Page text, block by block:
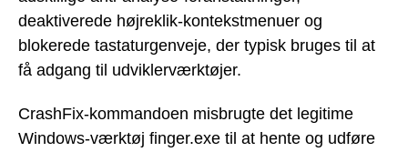
deaktiverede højreklik-kontekstmenuer og
blokerede tastaturgenveje, der typisk bruges til at
få adgang til udviklerværktøjer.
CrashFix-kommandoen misbrugte det legitime
Windows-værktøj finger.exe til at hente og udføre